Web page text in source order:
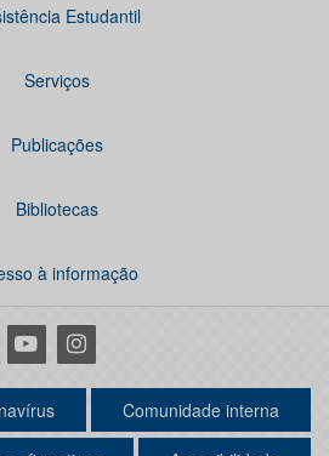
Estudantil
Serviços
Publicações
Bibliotecas
à informação
YoutubeInstagram
Comunidade interna